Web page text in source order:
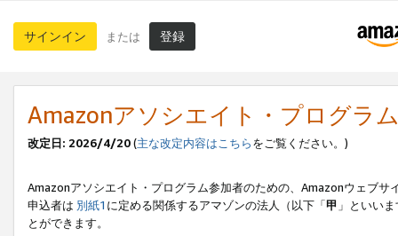
サインイン または 登録
Amazonアソシエイト・プログラ
改定日: 2026/4/20(主な改定内容はこちらをご覧ください。)
Amazonアソシエイト・プログラム参加者のための、Amazonウェブサ
申込者は 別紙1 に定める関係するアマゾンの法人（以下「甲 」といい
とができます。